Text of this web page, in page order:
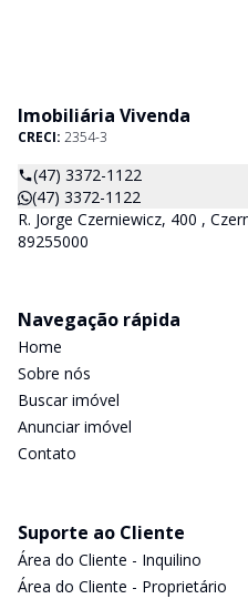
Imobiliária Vivenda
CRECI: 2354-3
(47) 3372-1122
(47) 3372-1122
R. Jorge Czerniewicz, 400 ,
89255000
Navegação rápida
Home
Sobre nós
Buscar imóvel
Anunciar imóvel
Contato
Suporte ao Cliente
Área do Cliente - Inquilino
Área do Cliente - Proprietário